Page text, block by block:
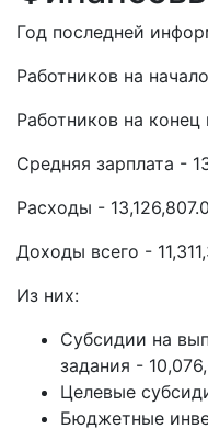
Год последней
Работников на
Работников на
Средняя зарплата -
Расходы -
Доходы всего -
Из них:
Субсидии на
задания -
Целевые
Бюджетные